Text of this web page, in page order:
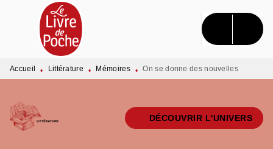
MENU RECHERCHE CONTENU
PIED DE PAGE
Accueil • Littérature • Mémoires • On se donne des nouvelles
DÉCOUVRIR L'UNIVERS